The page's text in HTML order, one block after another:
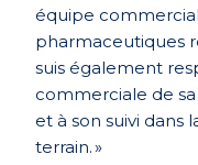
équipe
pharmaceutiques
suis également
commerciale de
et à son suivi dans
terrain. »